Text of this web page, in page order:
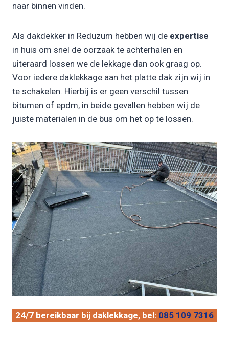
naar binnen vinden.
Als dakdekker in Reduzum hebben wij de expertise
in huis om snel de oorzaak te achterhalen en
uiteraard lossen we de lekkage dan ook graag op.
Voor iedere daklekkage aan het platte dak zijn wij in
te schakelen. Hierbij is er geen verschil tussen
bitumen of epdm, in beide gevallen hebben wij de
juiste materialen in de bus om het op te lossen.
24/7 bereikbaar bij daklekkage, bel: 085 109 7316